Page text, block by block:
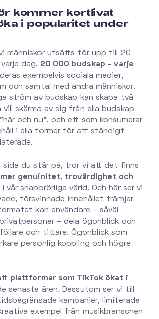
kommer kortlivat
i popularitet under
människor utsätts för upp till 20
dag. 20 000 budskap – varje
exempelvis sociala medier,
och samtal med andra människor.
ström av budskap kan skapa två
skärma av sig från alla budskap
och nu", och ett som konsumerar
i alla former för att ständigt
sida du står på, tror vi att det finns
mer genuinitet, trovärdighet och
i vår snabbrörliga värld. Och här ser vi
försvinnade innehållet främjar
kan användare – såväl
– dela ögonblick och
och tittare. Ögonblick som
personlig koppling och högre
plattformar som TikTok ökat i
senaste åren. Dessutom ser vi till
kampanjer, limiterade
exempel från musikbranschen